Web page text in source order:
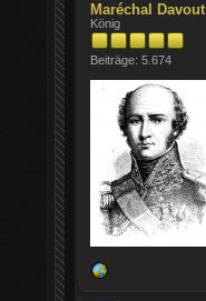
Maréchal Davout
König
Beiträge: 5.674